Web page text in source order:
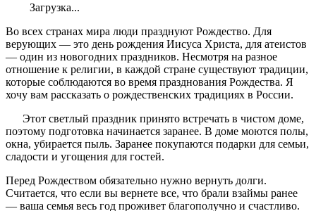
Загрузка...
Во всех странах мира люди празднуют Рождество. Для
верующих — это день рождения Иисуса Христа, для атеистов
— один из новогодних праздников. Несмотря на разное
отношение к религии, в каждой стране существуют традиции,
которые соблюдаются во время празднования Рождества. Я
хочу вам рассказать о рождественских традициях в России.
Этот светлый праздник принято встречать в чистом доме,
поэтому подготовка начинается заранее. В доме моются полы,
окна, убирается пыль. Заранее покупаются подарки для семьи,
сладости и угощения для гостей.
Перед Рождеством обязательно нужно вернуть долги.
Считается, что если вы вернете все, что брали взаймы ранее
— ваша семья весь год проживет благополучно и счастливо.